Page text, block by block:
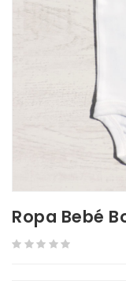
Ropa Bebé